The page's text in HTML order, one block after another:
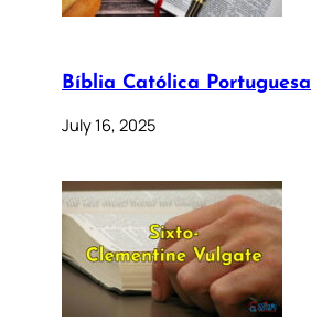
Bíblia Católica Portuguesa
July 16, 2025